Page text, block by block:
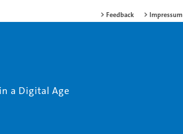
Feedback Impressum
a Digital Age